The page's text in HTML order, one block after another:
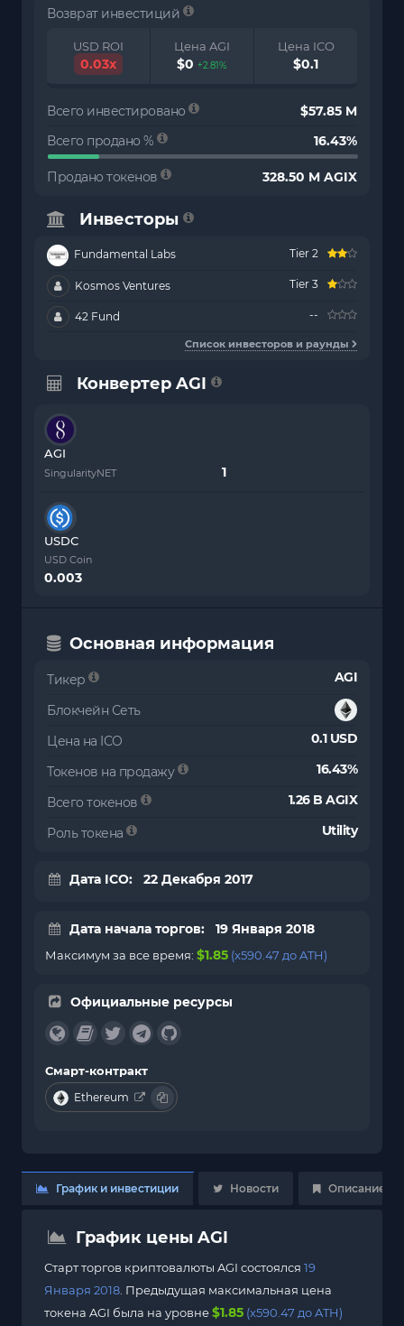
Возврат инвестиций
USD ROI
0.03x
Цена AGI
$0 +2.81%
Цена ICO
$0.1
Всего инвестировано
$57.85 M
Всего продано %
16.43%
Продано токенов 328.50 M AGIX
Инвесторы
Fundamental Labs Tier 2
Kosmos Ventures Tier 3
42 Fund --
Список инвесторов и раунды
Конвертер AGI
AGI
SingularityNET
USDC
USD Coin
0.003
Основная информация
Тикер AGI
Блокчейн Сеть
Цена на ICO
0.1 USD
Токенов на продажу 16.43%
Всего токенов 1.26 B AGIX
Роль токена Utility
Дата ICO: 22 Декабря 2017
Дата начала торгов: 19 Января 2018
Максимум за все время: $1.85 (x590.47 до ATH)
Официальные ресурсы
Смарт-контракт
Ethereum
График и инвестиции Новости Описание
График цены AGI
Старт торгов криптовалюты AGI состоялся 19
Января 2018 . Предыдущая максимальная цена
токена AGI была на уровне$1.85 (x590.47 до ATH)